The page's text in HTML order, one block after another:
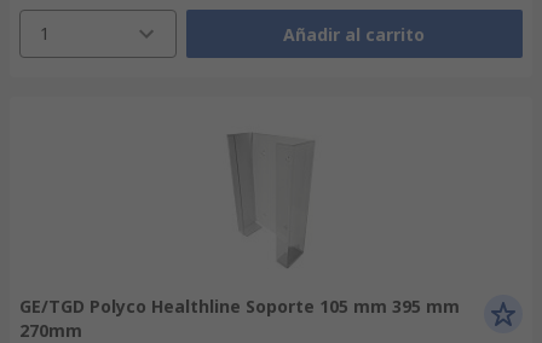
1 Añadir al carrito
GE/TGD Polyco Healthline Soporte 105 mm 395 mm
270mm